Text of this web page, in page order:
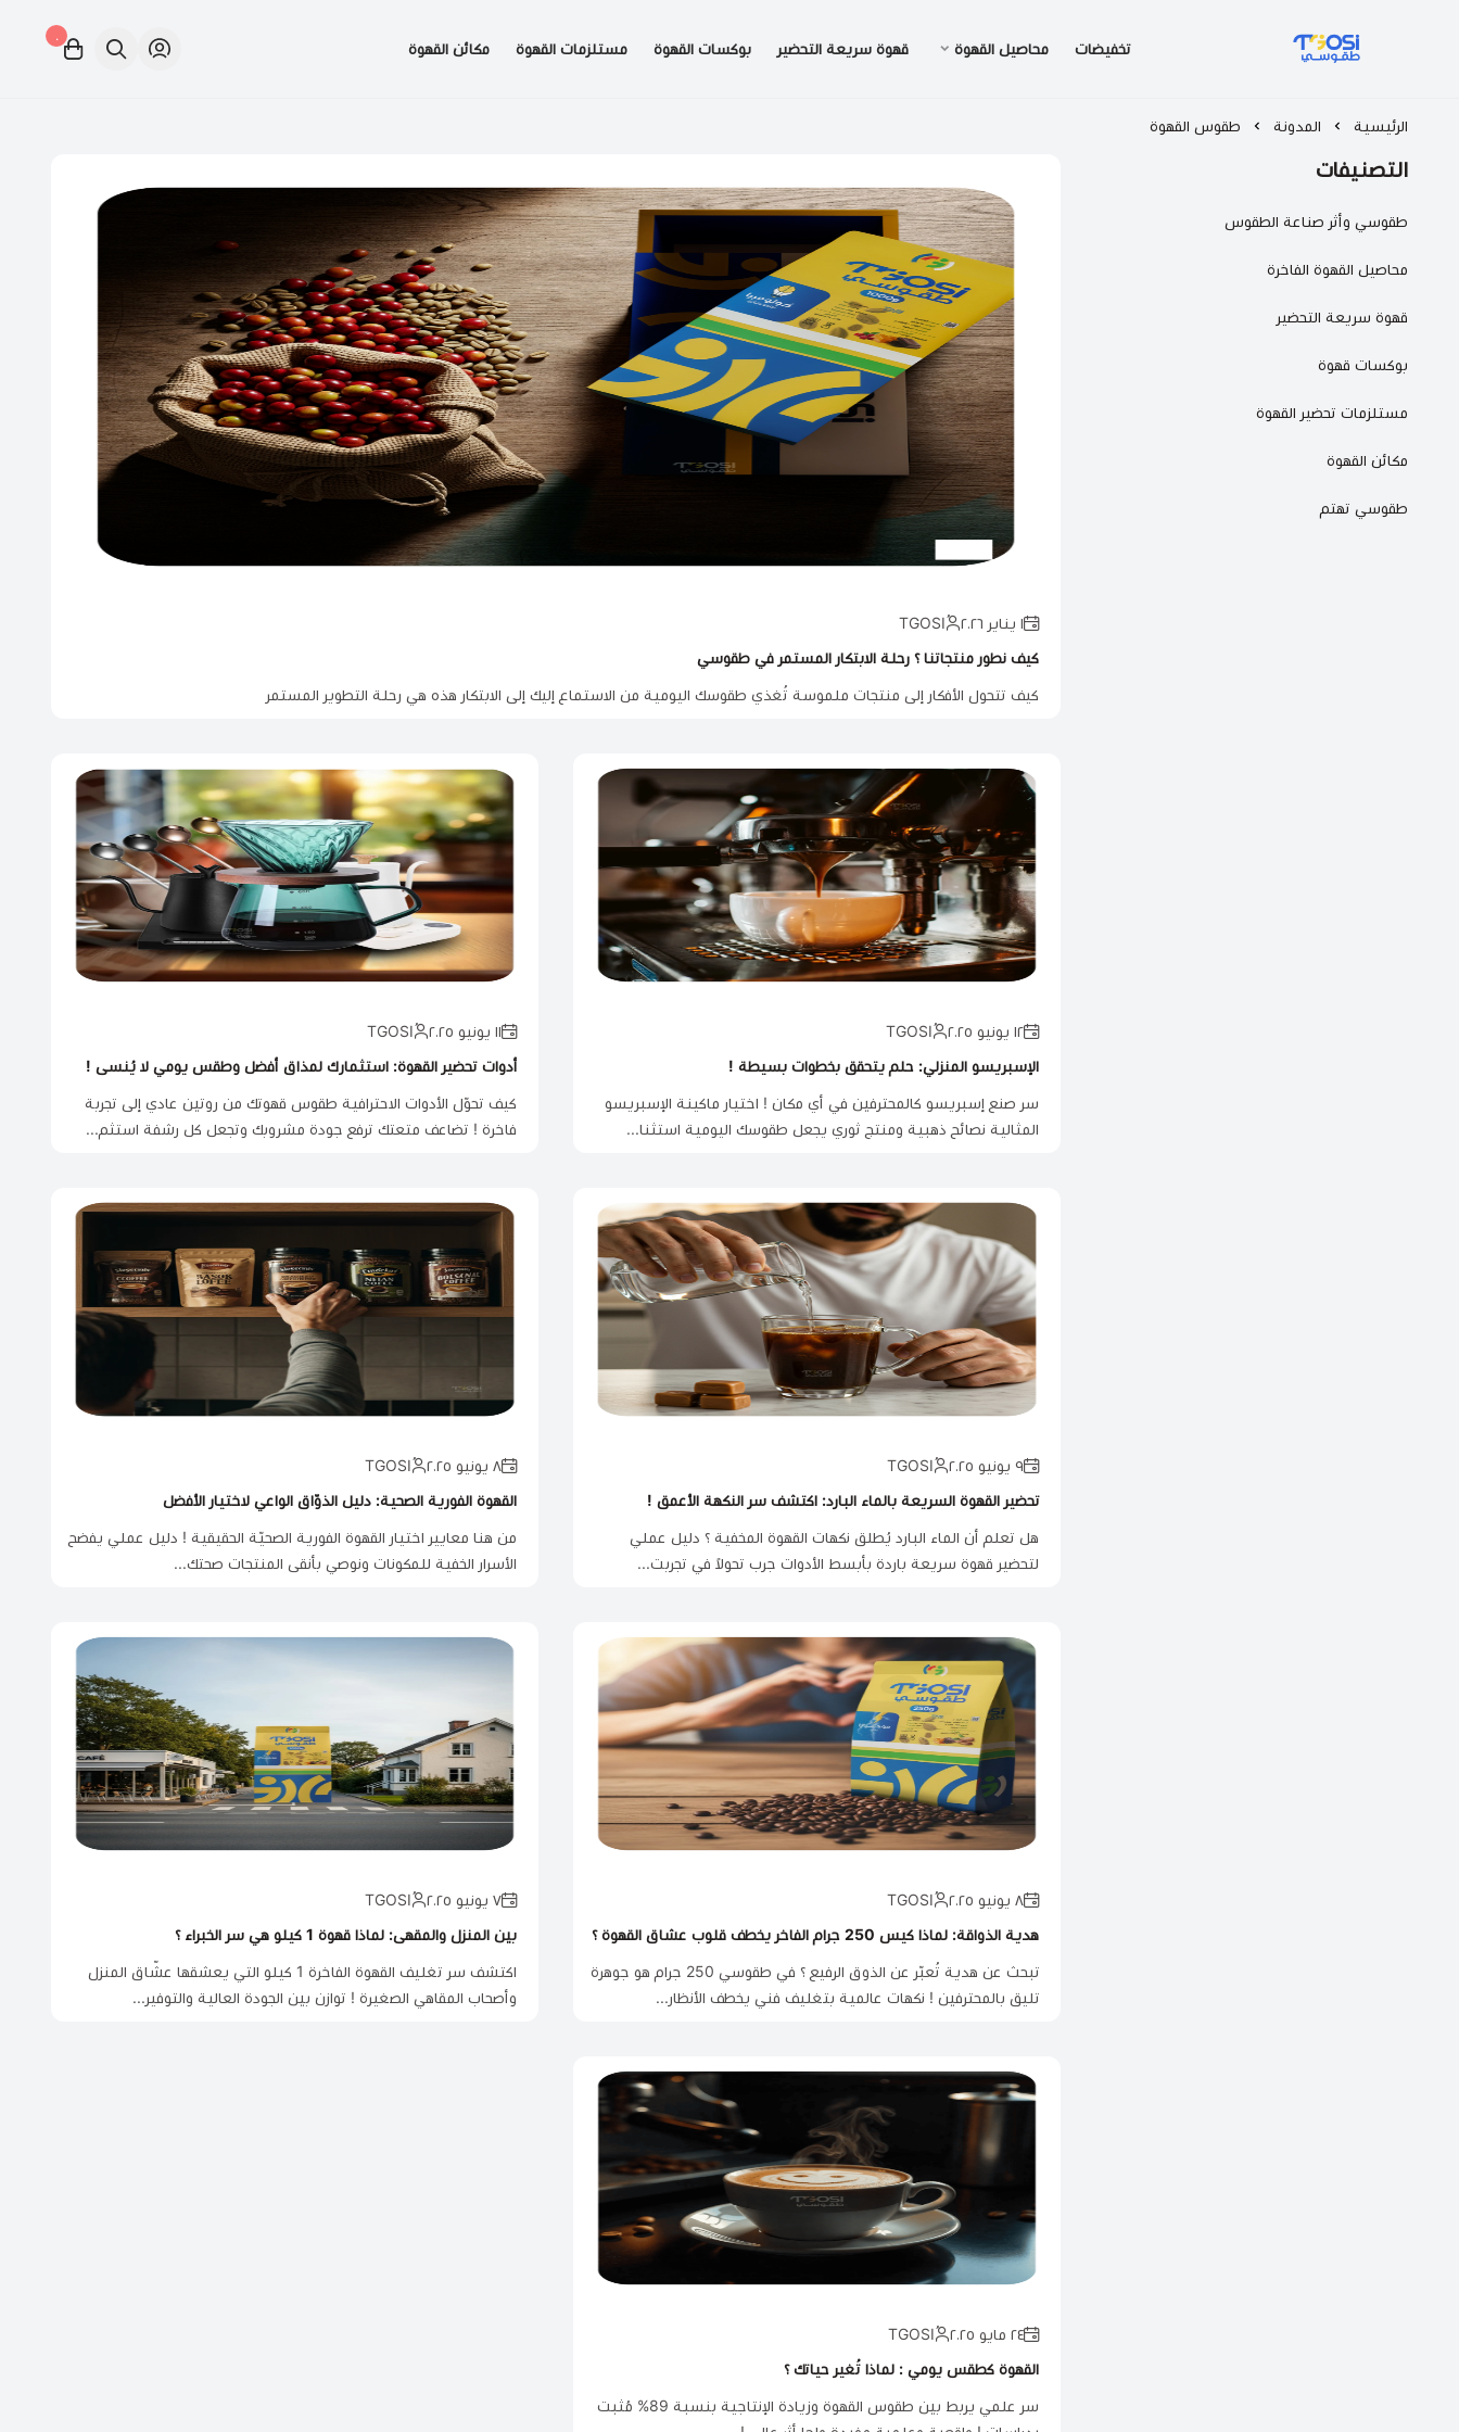
طقوسي | TGOSI
تخفيضات محاصيل القهوة قهوة سريعة التحضير بوكسات القهوة مستلزمات القهوة مكائن القهوة
٠
الرئيسية المدونة طقوس القهوة
التصنيفات
طقوسي وأثر صناعة الطقوس
محاصيل القهوة الفاخرة
قهوة سريعة التحضير
بوكسات قهوة
مستلزمات تحضير القهوة
مكائن القهوة
طقوسي تهتم
١ يناير ٢٠٢٦
كيف نطور منتجاتنا ؟ رحلة الابتكار المستمر في طقوسي
كيف تتحول الأفكار إلى منتجات ملموسة تُغذي طقوسك اليومية من الاستماع إليك إلى الابتكار هذه هي رحلة التطوير المستمر
١٢ يونيو ٢٠٢٥
الإسبريسو المنزلي: حلم يتحقق بخطوات بسيطة !
سر صنع إسبريسو كالمحترفين في أي مكان ! اختيار ماكينة الإسبريسو
المثالية نصائح ذهبية ومنتج ثوري يجعل طقوسك اليومية استثنا...
١١ يونيو ٢٠٢٥
أدوات تحضير القهوة: استثمارك لمذاق أفضل وطقس يومي لا يُنسى !
كيف تحوّل الأدوات الاحترافية طقوس قهوتك من روتين عادي إلى تجربة
فاخرة ! تضاعف متعتك ترفع جودة مشروبك وتجعل كل رشفة استثم...
٩ يونيو ٢٠٢٥
تحضير القهوة السريعة بالماء البارد: اكتشف سر النكهة الأعمق !
هل تعلم أن الماء البارد يُطلق نكهات القهوة المخفية ؟ دليل عملي
لتحضير قهوة سريعة باردة بأبسط الأدوات جرب تحولاً في تجربت...
٨ يونيو ٢٠٢٥
القهوة الفورية الصحية: دليل الذوّاق الواعي لاختيار الأفضل
من هنا معايير اختيار القهوة الفورية الصحيّة الحقيقية ! دليل عملي يفضح
الأسرار الخفية للمكونات ونوصي بأنقى المنتجات صحتك...
٨ يونيو ٢٠٢٥
هدية الذواقة: لماذا كيس 250 جرام الفاخر يخطف قلوب عشاق القهوة ؟
تبحث عن هدية تُعبّر عن الذوق الرفيع ؟ في طقوسي 250 جرام هو جوهرة
تليق بالمحترفين ! نكهات عالمية بتغليف فني يخطف الأنظار...
٧ يونيو ٢٠٢٥
بين المنزل والمقهى: لماذا قهوة 1 كيلو هي سر الخبراء ؟
اكتشف سر تغليف القهوة الفاخرة 1 كيلو التي يعشقها عشّاق المنزل
وأصحاب المقاهي الصغيرة ! توازن بين الجودة العالية والتوفير...
٢٤ مايو ٢٠٢٥
القهوة كطقس يومي : لماذا تُغير حياتك ؟
سر علمي يربط بين طقوس القهوة وزيادة الإنتاجية بنسبة 89% مُثبت